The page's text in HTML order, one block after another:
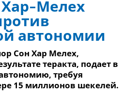
Мелех
автономии
Сон Хар Мелех,
теракта, подает в
требуя
15 миллионов шекелей.